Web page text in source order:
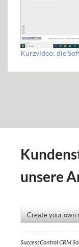
Kurzvideo: die
unsere
Create your own
SuccessControl CRM